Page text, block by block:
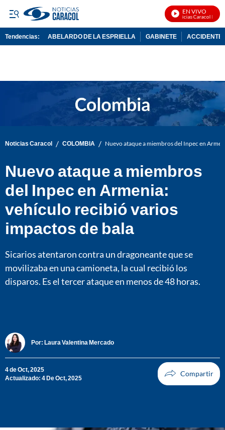
EN VIVO
Noticias Caracol En Vivo
Tendencias: ABELARDO DE LA ESPRIELLA GABINETE ACCIDENTE
Noticias Caracol / COLOMBIA / Nuevo ataque a miembros del Inpec en
Nuevo ataque a miembros
del Inpec en Armenia:
vehículo recibió varios
impactos de bala
Sicarios atentaron contra un dragoneante que se
movilizaba en una camioneta, la cual recibió los
disparos. Es el tercer ataque en menos de 48 horas.
Por: Laura Valentina Mercado
4 de Oct, 2025
Actualizado: 4 De Oct, 2025